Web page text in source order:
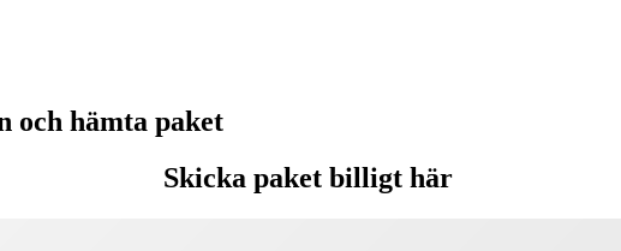
och hämta paket
Skicka paket billigt här